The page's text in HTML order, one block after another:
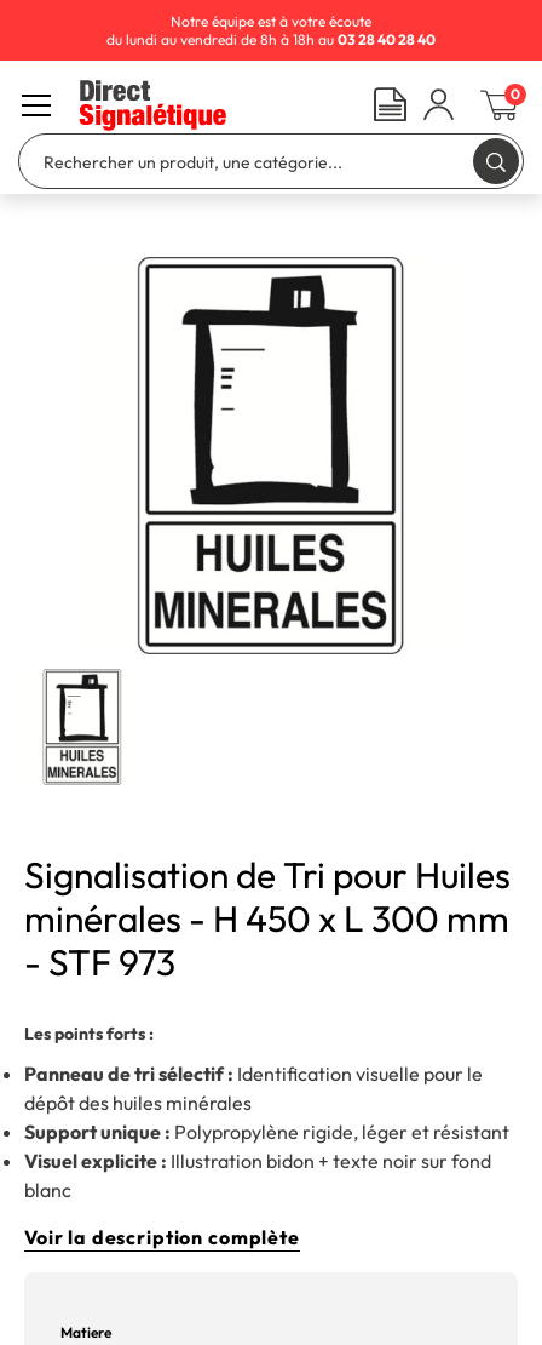
Signalisation de Tri pour Huiles
minérales - H 450 x L 300 mm
- STF 973
Les points forts :
Panneau de tri sélectif : Identification visuelle pour le
dépôt des huiles minérales
Support unique : Polypropylène rigide, léger et résistant
Visuel explicite : Illustration bidon + texte noir sur fond
blanc
Voir la description complète
Matiere
Notre équipe est à votre écoute
du lundi au vendredi de 8h à 18h au 03 28 40 28 40
0